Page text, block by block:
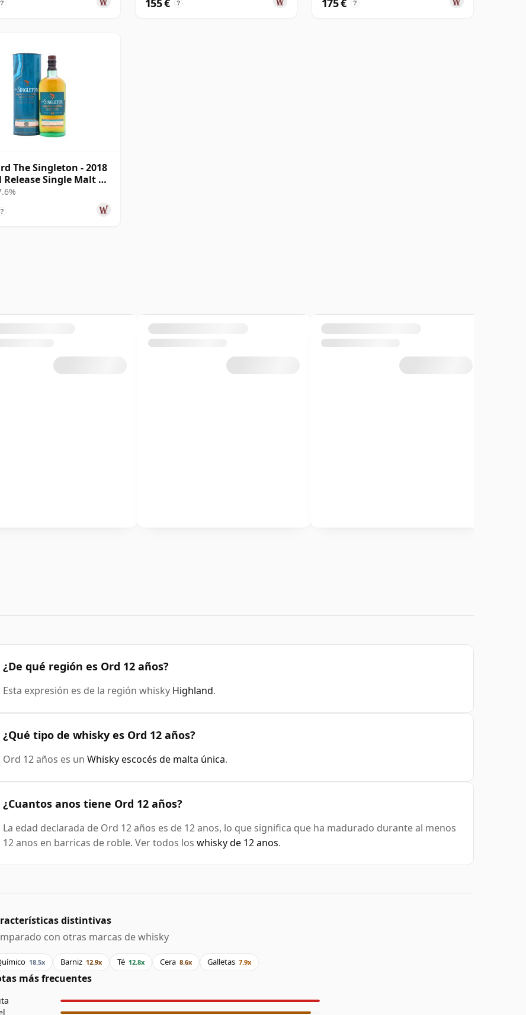
? ? ?
The Singleton - 2018
Release Single Malt S
?
¿De qué región es Ord 12 años?
Esta expresión es de la región whisky Highland.
¿Qué tipo de whisky es Ord 12 años?
Ord 12 años es un Whisky escocés de malta única.
¿Cuantos anos tiene Ord 12 años?
La edad declarada de Ord 12 años es de 12 anos, lo que significa que ha madurado durante al menos
12 anos en barricas de roble. Ver todos los whisky de 12 anos.
distintivas
con otras marcas de whisky
18.5x Barniz 12.9x Té 12.8x Cera 8.6x Galletas 7.9x
más frecuentes